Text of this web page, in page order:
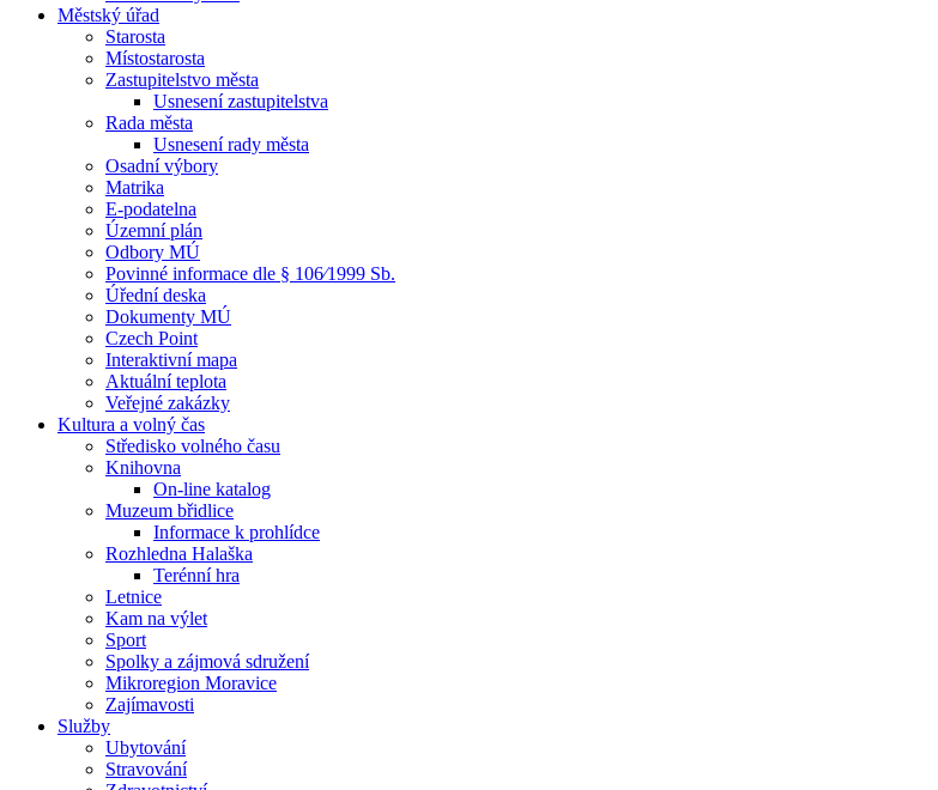
Městský úřad
Starosta
Místostarosta
Zastupitelstvo města
Usnesení zastupitelstva
Rada města
Usnesení rady města
Osadní výbory
Matrika
E-podatelna
Územní plán
Odbory MÚ
Povinné informace dle § 106⁄1999 Sb.
Úřední deska
Dokumenty MÚ
Czech Point
Interaktivní mapa
Aktuální teplota
Veřejné zakázky
Kultura a volný čas
Středisko volného času
Knihovna
On-line katalog
Muzeum břidlice
Informace k prohlídce
Rozhledna Halaška
Terénní hra
Letnice
Kam na výlet
Sport
Spolky a zájmová sdružení
Mikroregion Moravice
Zajímavosti
Služby
Ubytování
Stravování